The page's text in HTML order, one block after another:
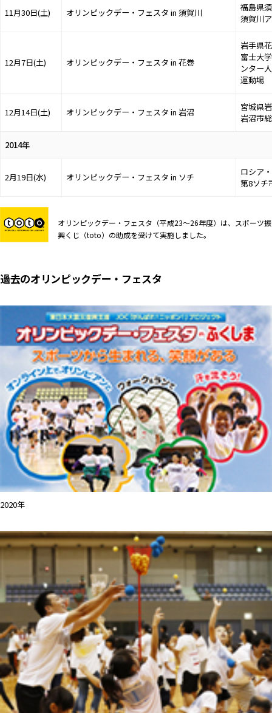
11月30日(土) オリンピックデー・フェスタ in 須賀川
福島県
須賀川
12月7日(土) オリンピックデー・フェスタ in 花巻
岩手県
富士大
ンター
運動場
12月14日(土) オリンピックデー・フェスタ in 岩沼
宮城県
岩沼市
2014年
2月19日(水) オリンピックデー・フェスタ in ソチ
ロシア
第8ソチ
オリンピックデー・フェスタ（平成23〜26年度）は、スポーツ振
興くじ（toto）の助成を受けて実施しました。
過去のオリンピックデー・フェスタ
2020年